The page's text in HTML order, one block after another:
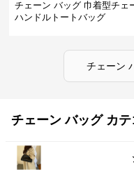
チェーン バッグ 巾着型チェ
ハンドルトートバッグ
チェーン
チェーン バッグ カ